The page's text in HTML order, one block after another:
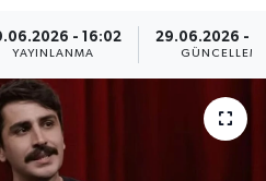
- 16:02
YAYINLANMA
29.06.2026 -